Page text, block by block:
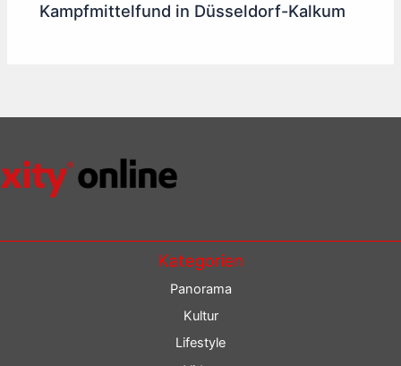
Kampfmittelfund in Düsseldorf-Kalkum
Kategorien
Panorama
Kultur
Lifestyle